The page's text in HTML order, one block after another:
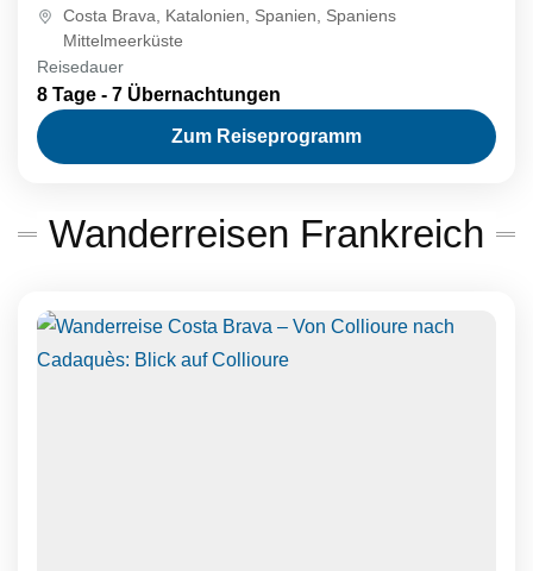
Costa Brava, Katalonien, Spanien, Spaniens
Mittelmeerküste
Reisedauer
8 Tage - 7 Übernachtungen
Zum Reiseprogramm
Wanderreisen Frankreich